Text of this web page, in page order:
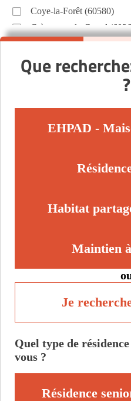
Coye-la-Forêt (60580)
Crèvecœur-le-Grand
Crépy-en-Valois (60800)
Gouvieux (60270)
Lamorlaye (60260)
Le Coudray-Saint-Germer
Maignelay-Montigny
Margny-lès-Compiègne
Que
?
EHPAD -
Habitat
Maintien
Je
Quel type de
vous ?
Résidence